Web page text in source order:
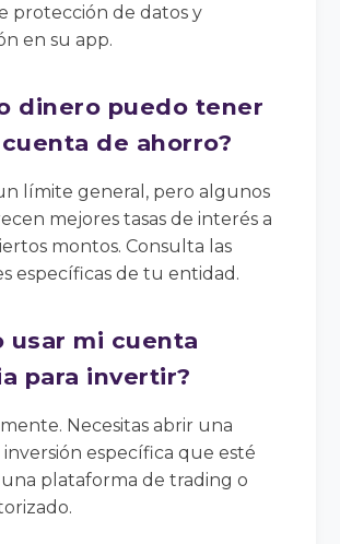
protección de datos y
en su app.
dinero puedo tener
de ahorro?
límite general, pero algunos
mejores tasas de interés a
montos. Consulta las
específicas de tu entidad.
usar mi cuenta
para invertir?
Necesitas abrir una
específica que esté
una plataforma de trading o